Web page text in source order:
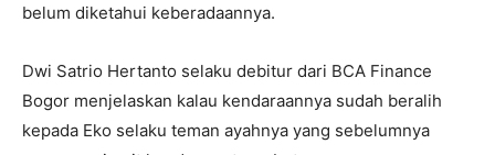
belum diketahui keberadaannya.
Dwi Satrio Hertanto selaku debitur dari BCA Finance
Bogor menjelaskan kalau kendaraannya sudah beralih
kepada Eko selaku teman ayahnya yang sebelumnya